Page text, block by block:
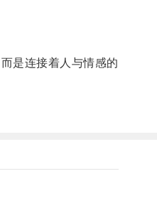
是连接着人与情感的